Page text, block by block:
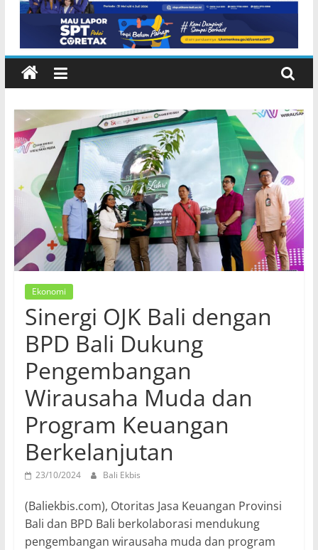
Ekonomi
Sinergi OJK Bali dengan
BPD Bali Dukung
Pengembangan
Wirausaha Muda dan
Program Keuangan
Berkelanjutan
23/10/2024 Bali Ekbis
(Baliekbis.com), Otoritas Jasa Keuangan Provinsi
Bali dan BPD Bali berkolaborasi mendukung
pengembangan wirausaha muda dan program